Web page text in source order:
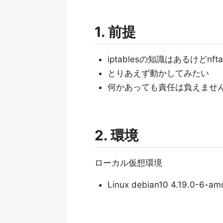
1. 前提
iptablesの知識はあるけど
とりあえず動かしてみたい
何かあっても責任は負えませ
2. 環境
ローカル仮想環境
Linux debian10 4.19.0-6-